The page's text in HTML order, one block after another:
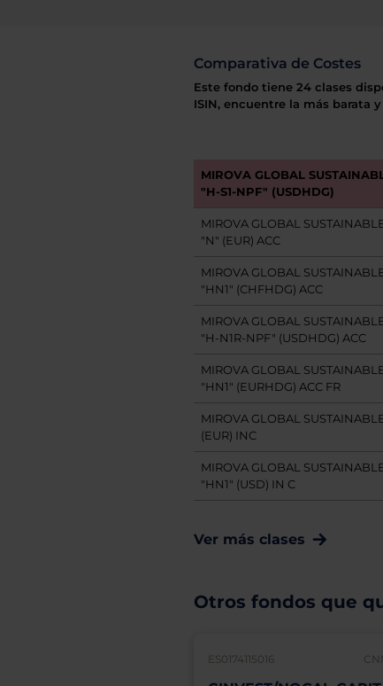
Comparativa de Costes
Este fondo tiene 24 clases
ISIN, encuentre la más barata
MIROVA GLOBAL
"H-S1-NPF" (USDHDG)
MIROVA GLOBAL
"N" (EUR) ACC
MIROVA GLOBAL
"HN1" (CHFHDG) ACC
MIROVA GLOBAL
"H-N1R-NPF" (USDHDG) ACC
MIROVA GLOBAL
"HN1" (EURHDG) ACC FR
MIROVA GLOBAL
(EUR) INC
MIROVA GLOBAL
"HN1" (USD) IN C
Ver más clases
Otros fondos que
ES0174115016